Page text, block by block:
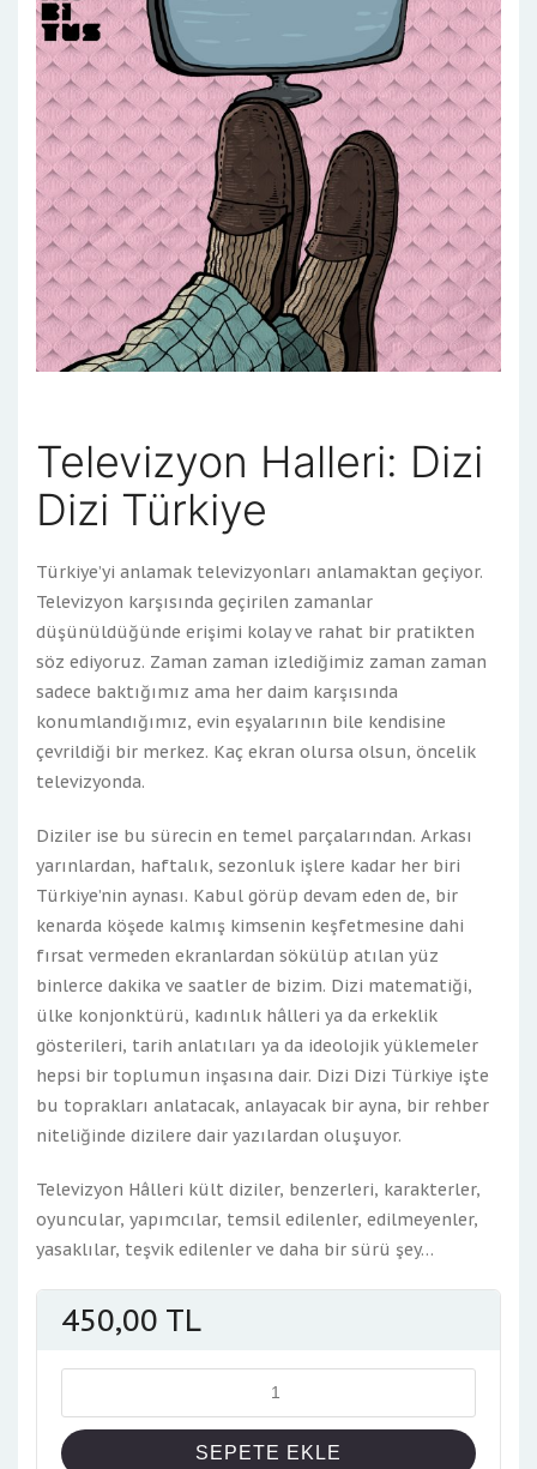
Televizyon Halleri: Dizi
Dizi Türkiye
Türkiye’yi anlamak televizyonları anlamaktan geçiyor.
Televizyon karşısında geçirilen zamanlar
düşünüldüğünde erişimi kolay ve rahat bir pratikten
söz ediyoruz. Zaman zaman izlediğimiz zaman zaman
sadece baktığımız ama her daim karşısında
konumlandığımız, evin eşyalarının bile kendisine
çevrildiği bir merkez. Kaç ekran olursa olsun, öncelik
televizyonda.
Diziler ise bu sürecin en temel parçalarından. Arkası
yarınlardan, haftalık, sezonluk işlere kadar her biri
Türkiye’nin aynası. Kabul görüp devam eden de, bir
kenarda köşede kalmış kimsenin keşfetmesine dahi
fırsat vermeden ekranlardan sökülüp atılan yüz
binlerce dakika ve saatler de bizim. Dizi matematiği,
ülke konjonktürü, kadınlık hâlleri ya da erkeklik
gösterileri, tarih anlatıları ya da ideolojik yüklemeler
hepsi bir toplumun inşasına dair. Dizi Dizi Türkiye işte
bu toprakları anlatacak, anlayacak bir ayna, bir rehber
niteliğinde dizilere dair yazılardan oluşuyor.
Televizyon Hâlleri kült diziler, benzerleri, karakterler,
oyuncular, yapımcılar, temsil edilenler, edilmeyenler,
yasaklılar, teşvik edilenler ve daha bir sürü şey…
450,00 TL
SEPETE EKLE